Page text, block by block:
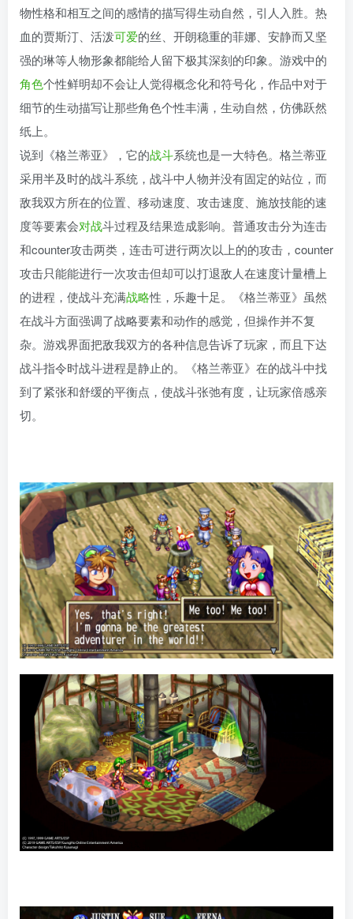
物性格和相互之间的感情的描写得生动自然，引人入胜。热
血的贾斯汀、活泼可爱的丝、开朗稳重的菲娜、安静而又坚
强的琳等人物形象都能给人留下极其深刻的印象。游戏中的
角色个性鲜明却不会让人觉得概念化和符号化，作品中对于
细节的生动描写让那些角色个性丰满，生动自然，仿佛跃然
纸上。
说到《格兰蒂亚》，它的战斗系统也是一大特色。格兰蒂亚
采用半及时的战斗系统，战斗中人物并没有固定的站位，而
敌我双方所在的位置、移动速度、攻击速度、施放技能的速
度等要素会对战斗过程及结果造成影响。普通攻击分为连击
和counter攻击两类，连击可进行两次以上的的攻击，counter
攻击只能能进行一次攻击但却可以打退敌人在速度计量槽上
的进程，使战斗充满战略性，乐趣十足。《格兰蒂亚》虽然
在战斗方面强调了战略要素和动作的感觉，但操作并不复
杂。游戏界面把敌我双方的各种信息告诉了玩家，而且下达
战斗指令时战斗进程是静止的。《格兰蒂亚》在的战斗中找
到了紧张和舒缓的平衡点，使战斗张弛有度，让玩家倍感亲
切。